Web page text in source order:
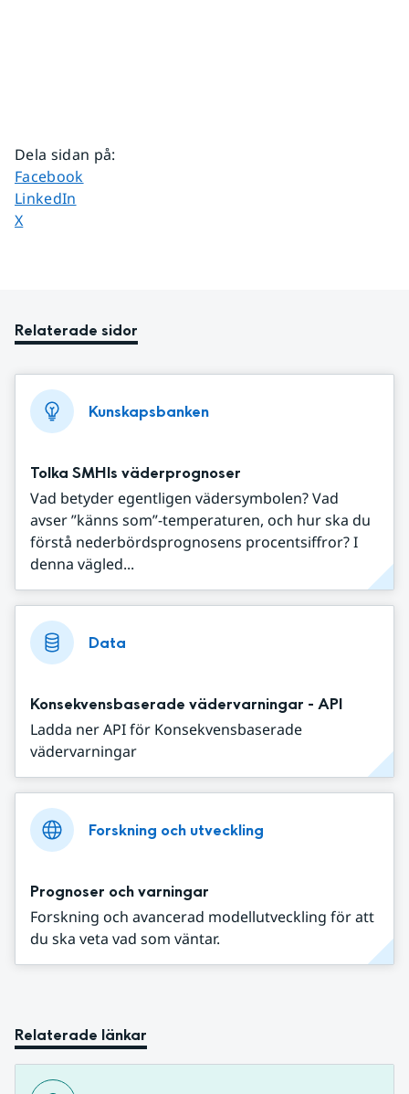
Dela sidan på:
Dela sidan på
Facebook
Dela sidan på
LinkedIn
Dela sidan på
X
Relaterade sidor
Kunskapsbanken
Tolka SMHIs väderprognoser
Vad betyder egentligen vädersymbolen? Vad
avser ”känns som”-temperaturen, och hur ska du
förstå nederbördsprognosens procentsiffror? I
denna vägled...
Data
Konsekvensbaserade vädervarningar - API
Ladda ner API för Konsekvensbaserade
vädervarningar
Forskning och utveckling
Prognoser och varningar
Forskning och avancerad modellutveckling för att
du ska veta vad som väntar.
Relaterade länkar